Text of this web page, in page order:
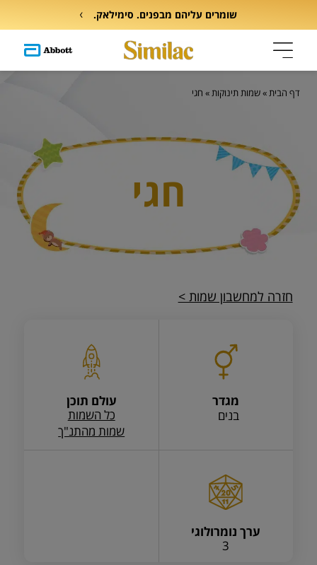
שומרים עליהם מבפנים. סימילאק.
חגי
דף הבית»שמות תינוקות» חגי
חזרה למחשבון שמות >
מגדר
בנים
עולם תוכן
כל השמות
שמות מהתנ"ך
ערך נומרולוגי
3